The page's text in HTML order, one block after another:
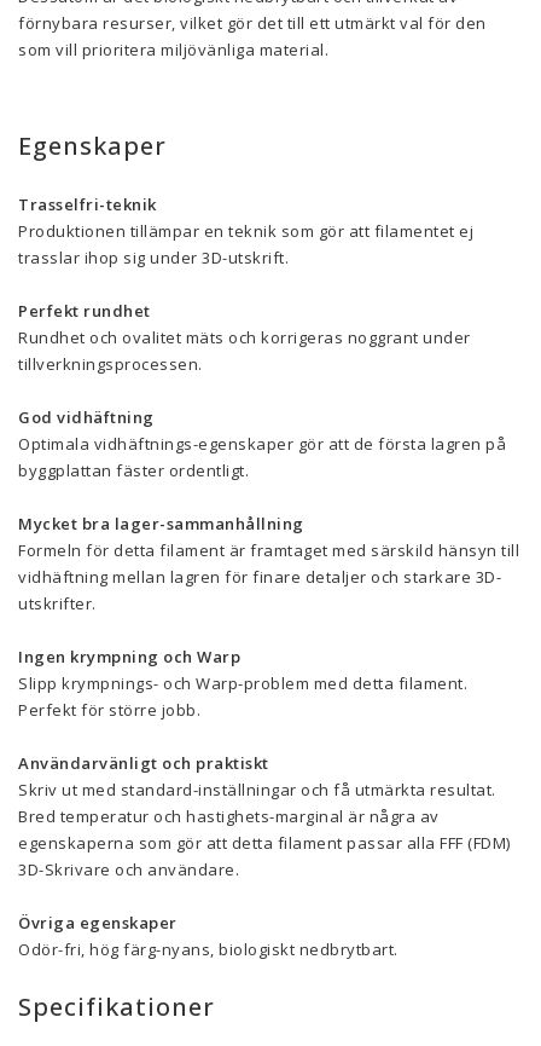
förnybara resurser, vilket gör det till ett utmärkt val för den
som vill prioritera miljövänliga material.
Egenskaper
Trasselfri-teknik
Produktionen tillämpar en teknik som gör att filamentet ej
trasslar ihop sig under 3D-utskrift.
Perfekt rundhet
Rundhet och ovalitet mäts och korrigeras noggrant under
tillverkningsprocessen.
God vidhäftning
Optimala vidhäftnings-egenskaper gör att de första lagren på
byggplattan fäster ordentligt.
Mycket bra lager-sammanhållning
Formeln för detta filament är framtaget med särskild hänsyn till
vidhäftning mellan lagren för finare detaljer och starkare 3D-
utskrifter.
Ingen krympning och Warp
Slipp krympnings- och Warp-problem med detta filament.
Perfekt för större jobb.
Användarvänligt och praktiskt
Skriv ut med standard-inställningar och få utmärkta resultat.
Bred temperatur och hastighets-marginal är några av
egenskaperna som gör att detta filament passar alla FFF (FDM)
3D-Skrivare och användare.
Övriga egenskaper
Odör-fri, hög färg-nyans, biologiskt nedbrytbart.
Specifikationer